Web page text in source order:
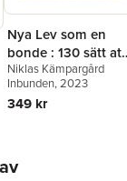
Nya Lev som en
bonde : 130 sätt att
klara sig själv
Niklas Kämpargård
Inbunden, 2023
349 kr